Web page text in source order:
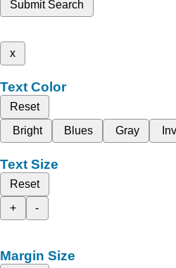
Submit Search
x
Text Color
Reset
Bright
Blues Gray
Text Size
Reset
+
-
Margin Size